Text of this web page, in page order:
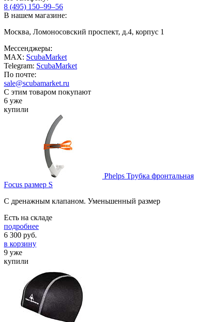
8 (495) 150–99–56
В нашем магазине:
Москва, Ломоносовский проспект, д.4, корпус 1
Мессенджеры:
MAX: ScubaMarket
Telegram: ScubaMarket
По почте:
sale@scubamarket.ru
С этим товаром покупают
6 уже
купили
Phelps Трубка фронтальная
Focus размер S
С дренажным клапаном. Уменьшенный размер
Есть на складе
подробнее
6 300 руб.
в корзину
9 уже
купили